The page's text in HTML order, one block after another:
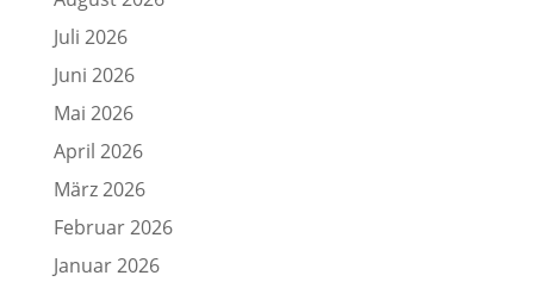
Juli 2026
Juni 2026
Mai 2026
April 2026
März 2026
Februar 2026
Januar 2026